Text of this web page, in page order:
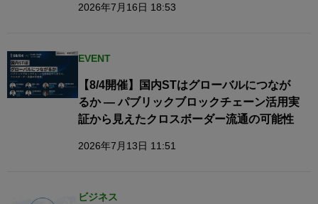
2026年7月16日 18:53
EVENT
【8/4開催】国内STはグローバルにつなが
るか — パブリックブロックチェーン活用実
証から見えたクロスボーダー流通の可能性
2026年7月13日 11:51
ビジネス